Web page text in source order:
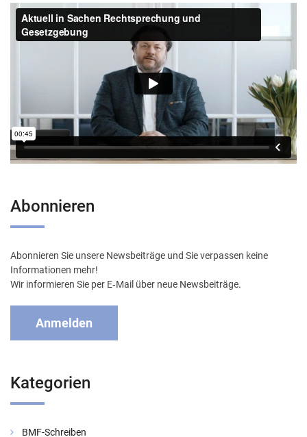
Abonnieren
Abonnieren Sie unsere Newsbeiträge und Sie verpassen keine
Informationen mehr!
Wir informieren Sie per E‑Mail über neue Newsbeiträge.
Anmelden
Kategorien
BMF-Schreiben